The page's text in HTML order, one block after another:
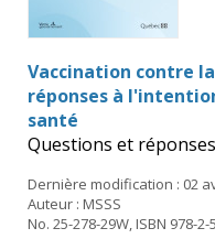
Vaccination contre
réponses à
santé
Questions et réponses
Dernière modification : 02
Auteur : MSSS
No. 25-278-29W, ISBN 978-